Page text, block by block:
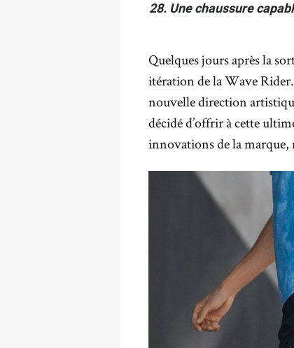
28. Une chaussure
Quelques jours après la
itération de la Wave
nouvelle direction
décidé d’offrir à cette
innovations de la